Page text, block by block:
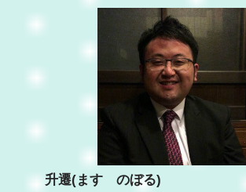
升遷(ます のぼる)